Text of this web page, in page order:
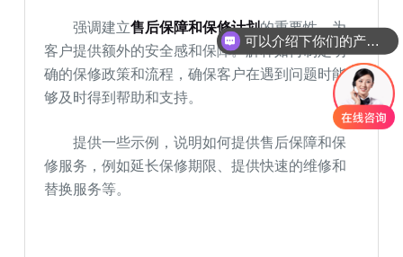
强调建立售后保障和保修计划的重要性，为
客户提供额外的安全感和保障。解释如何制定明
确的保修政策和流程，确保客户在遇到问题时能
够及时得到帮助和支持。
提供一些示例，说明如何提供售后保障和保
修服务，例如延长保修期限、提供快速的维修和
替换服务等。
可以介绍下你们的产品么